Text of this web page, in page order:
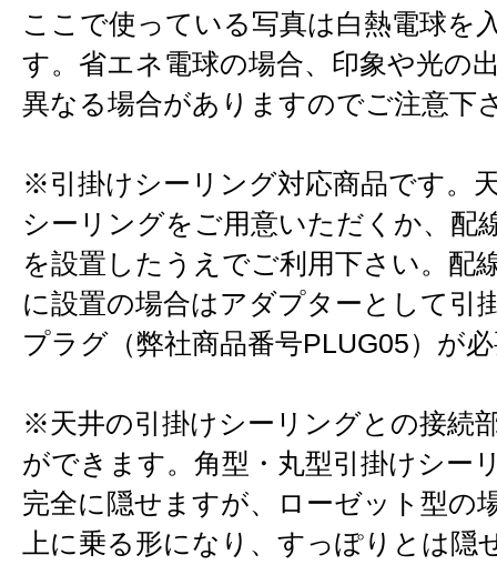
ここで使っている写真は白熱電球を
す。省エネ電球の場合、印象や光の
異なる場合がありますのでご注意下
※引掛けシーリング対応商品です。
シーリングをご用意いただくか、配
を設置したうえでご利用下さい。配
に設置の場合はアダプターとして引
プラグ（弊社商品番号PLUG05）が
※天井の引掛けシーリングとの接続
ができます。角型・丸型引掛けシー
完全に隠せますが、ローゼット型の
上に乗る形になり、すっぽりとは隠